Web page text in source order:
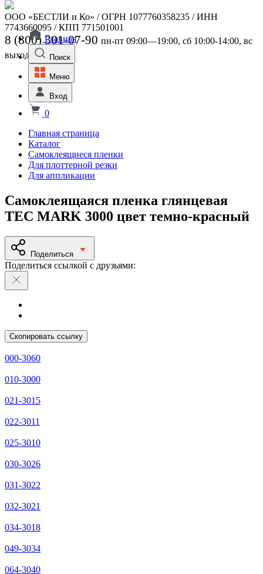
ООО «БЕСТЛИ и Ко» / ОГРН 1077760358235 / ИНН
7743660095 / КПП 771501001
8 (800) 301-07-90 пн-пт 09:00—19:00, сб 10:00-14:00, вс
выходной
Главная
Поиск
Меню
Вход
0
Главная страница
Каталог
Самоклеящиеся пленки
Для плоттерной резки
Для аппликации
Самоклеящаяся пленка глянцевая
TEC MARK 3000 цвет темно-красный
Поделиться
Поделиться ссылкой с друзьями:
Скопировать ссылку
000-3060
010-3000
021-3015
022-3011
025-3010
030-3026
031-3022
032-3021
034-3018
049-3034
064-3040